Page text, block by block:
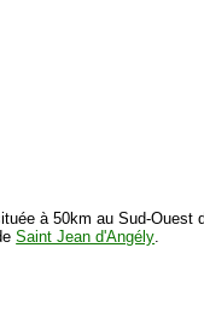
à 50km au Sud-Ouest
Saint Jean d'Angély